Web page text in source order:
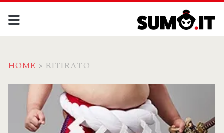
HOME > RITIRATO
Tag:
<span>ritirato</span>